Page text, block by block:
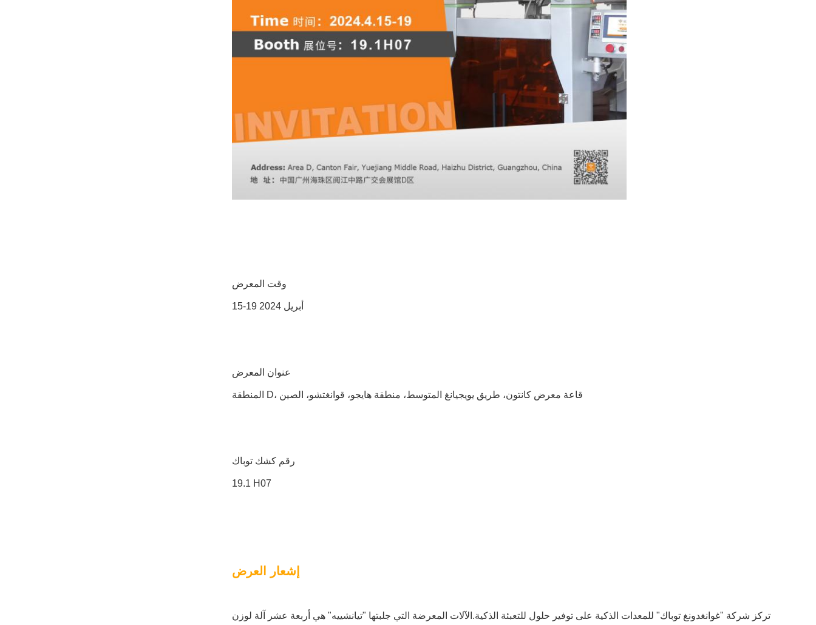
وقت المعرض
15-19 أبريل 2024
عنوان المعرض
المنطقة D، قاعة معرض كانتون، طريق يويجيانغ المتوسط، منطقة هايجو، قوانغتشو، الصين
رقم كشك توباك
19.1 H07
إشعار العرض
تركز شركة "غوانغدونغ توباك" للمعدات الذكية على توفير حلول للتعبئة الذكية.الآلات المعرضة التي جلبتها "تيانشييه" هي أربعة عشر آلة لوزن